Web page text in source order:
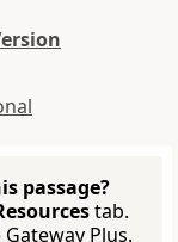
passage?
tab.
Plus.